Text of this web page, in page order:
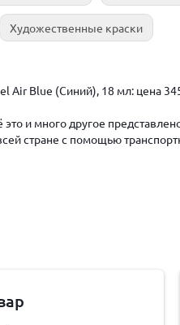
Художественные краски
Air Blue (Синий), 18 мл: цена
и много другое
стране с помощью